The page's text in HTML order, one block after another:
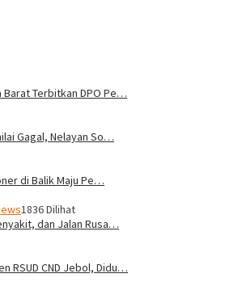
Barat Terbitkan DPO Pe…
Gagal, Nelayan So…
di Balik Maju Pe…
1836 Dilihat
dan Jalan Rusa…
RSUD CND Jebol, Didu…